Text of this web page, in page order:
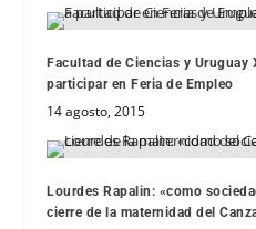
Facultad de Ciencias y Uruguay
participar en Feria de Empleo
14 agosto, 2015
Lourdes Rapalin: «como
cierre de la maternidad del